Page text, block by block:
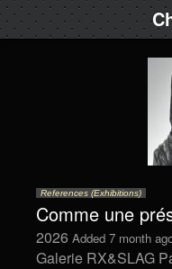
References (Exhibitions)
Comme une
2026 Added 7 month
Galerie RX&SLAG